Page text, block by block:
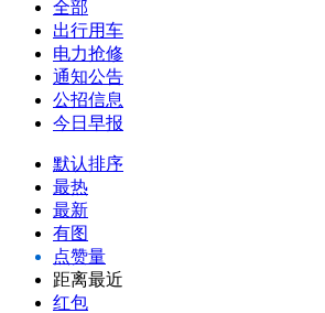
全部
出行用车
电力抢修
通知公告
公招信息
今日早报
默认排序
最热
最新
有图
点赞量
距离最近
红包